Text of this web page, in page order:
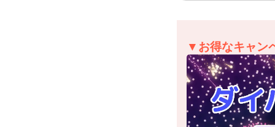
▼お得なキャン